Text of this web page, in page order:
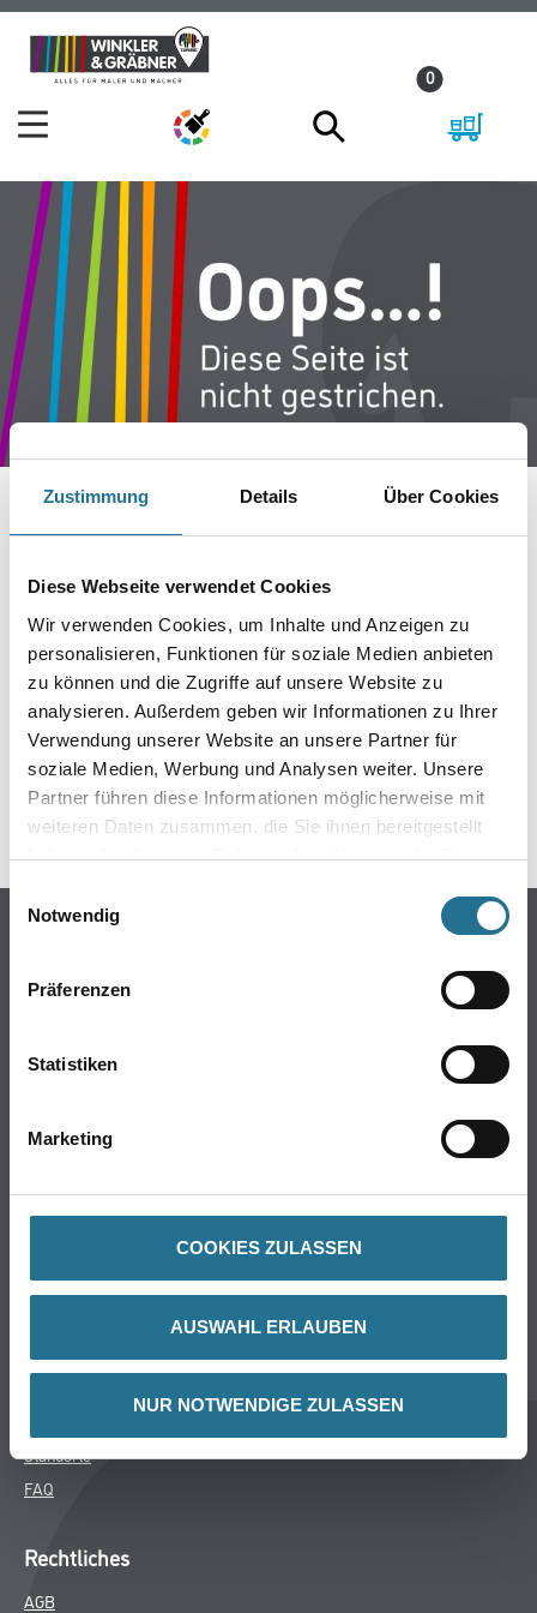
Zustimmung Details Über Cookies
Diese Webseite verwendet Cookies
Wir verwenden Cookies, um Inhalte und Anzeigen zu
personalisieren, Funktionen für soziale Medien anbieten
zu können und die Zugriffe auf unsere Website zu
analysieren. Außerdem geben wir Informationen zu Ihrer
Verwendung unserer Website an unsere Partner für
soziale Medien, Werbung und Analysen weiter. Unsere
Partner führen diese Informationen möglicherweise mit
weiteren Daten zusammen, die Sie ihnen bereitgestellt
haben oder die sie im Rahmen Ihrer Nutzung der Dienste
Einwilligungsauswahl
Notwendig
Präferenzen
Statistiken
Marketing
COOKIES ZULASSEN
AUSWAHL ERLAUBEN
NUR NOTWENDIGE ZULASSEN
Zum
Inhalt
Zum
Navigationsmenü
0
IST AUFGETRETEN
Keine Sorge, wir pinseln schon an der Lösung und
werden das Problem so schnell wie möglich beheben.
Erkunden Sie in der Zwischenzeit unseren Online-Shop
und lassen Sie sich inspirieren.
ZURÜCK ZUM ONLINE-SHOP
Online-Shop
Putze- und Spachtelmassen
Wand- & Deckenbeläge
Winkler & Gräbner
Services
Standorte
FAQ
Rechtliches
AGB